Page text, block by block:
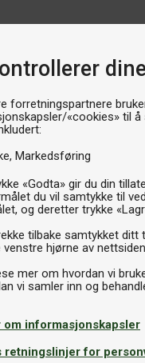
forretningspartnere
«cookies» til
Markedsføring
«Godta» gir du din
du vil samtykke til
og deretter trykke
tilbake samtykket ditt
venstre hjørne av
mer om hvordan vi
vi samler inn og
om informasjonskapsler
retningslinjer for